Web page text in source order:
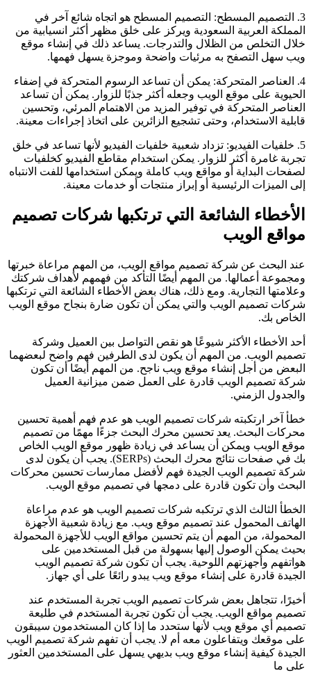
3. التصميم المسطح: التصميم المسطح هو اتجاه شائع آخر في
المملكة العربية السعودية ويركز على خلق مظهر أكثر انسيابية من
خلال التخلص من الظلال والتدرجات. يساعد ذلك في إنشاء موقع
ويب سهل التصفح به مرئيات واضحة وموجزة يسهل فهمها.
4. العناصر المتحركة: يمكن أن تساعد الرسوم المتحركة في إضفاء
الحيوية على موقع الويب وجعله أكثر جذبًا للزوار. يمكن أن تساعد
العناصر المتحركة في توفير المزيد من الاهتمام المرئي، وتحسين
قابلية الاستخدام، وحتى تشجيع الزائرين على اتخاذ إجراءات معينة.
5. خلفيات الفيديو: تزداد شعبية خلفيات الفيديو لأنها تساعد في خلق
تجربة غامرة أكثر للزوار. يمكن استخدام مقاطع الفيديو كخلفيات
لصفحات البداية أو مواقع ويب كاملة ويمكن استخدامها للفت الانتباه
إلى الميزات الرئيسية أو إبراز منتجات أو خدمات معينة.
الأخطاء الشائعة التي ترتكبها شركات تصميم
مواقع الويب
عند البحث عن شركة تصميم مواقع الويب، من المهم مراعاة خبرتها
ومجموعة أعمالها. من المهم أيضًا التأكد من فهمهم لأهداف شركتك
وعلامتها التجارية. ومع ذلك، هناك بعض الأخطاء الشائعة التي ترتكبها
شركات تصميم الويب والتي يمكن أن تكون ضارة بنجاح موقع الويب
الخاص بك.
أحد الأخطاء الأكثر شيوعًا هو نقص التواصل بين العميل وشركة
تصميم الويب. من المهم أن يكون لدى الطرفين فهم واضح لبعضهما
البعض من أجل إنشاء موقع ويب ناجح. من المهم أيضًا أن تكون
شركة تصميم الويب قادرة على العمل ضمن ميزانية العميل
والجدول الزمني.
خطأ آخر ارتكبته شركات تصميم الويب هو عدم فهم أهمية تحسين
محركات البحث. يعد تحسين محرك البحث جزءًا مهمًا من تصميم
موقع الويب ويمكن أن يساعد في زيادة ظهور موقع الويب الخاص
بك في صفحات نتائج محرك البحث (SERPs). يجب أن يكون لدى
شركة تصميم الويب الجيدة فهم لأفضل ممارسات تحسين محركات
البحث وأن تكون قادرة على دمجها في تصميم موقع الويب.
الخطأ الثالث الذي ترتكبه شركات تصميم الويب هو عدم مراعاة
الهاتف المحمول عند تصميم موقع ويب. مع زيادة شعبية الأجهزة
المحمولة، من المهم أن يتم تحسين مواقع الويب للأجهزة المحمولة
بحيث يمكن الوصول إليها بسهولة من قبل المستخدمين على
هواتفهم وأجهزتهم اللوحية. يجب أن تكون شركة تصميم الويب
الجيدة قادرة على إنشاء موقع ويب يبدو رائعًا على أي جهاز.
أخيرًا، تتجاهل بعض شركات تصميم الويب تجربة المستخدم عند
تصميم مواقع الويب. يجب أن تكون تجربة المستخدم في طليعة
تصميم أي موقع ويب لأنها ستحدد ما إذا كان المستخدمون سيبقون
على موقعك ويتفاعلون معه أم لا. يجب أن تفهم شركة تصميم الويب
الجيدة كيفية إنشاء موقع ويب بديهي يسهل على المستخدمين العثور
على ما